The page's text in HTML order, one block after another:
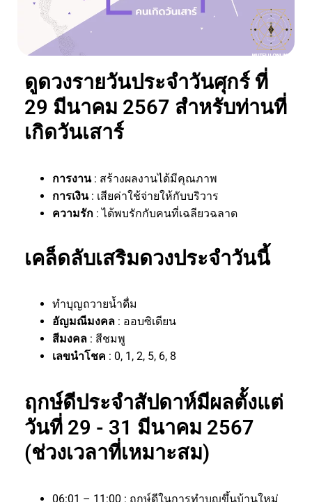
ดูดวงรายวันประจำวันศุกร์ ที่
29 มีนาคม 2567 สำหรับท่านที่
เกิดวันเสาร์
การงาน: สร้างผลงานได้มีคุณภาพ
การเงิน: เสียค่าใช้จ่ายให้กับบริวาร
ความรัก : ได้พบรักกับคนที่เฉลียวฉลาด
เคล็ดลับเสริมดวงประจำวันนี้
ทำบุญถวายน้ำดื่ม
อัญมณีมงคล : ออบซิเดียน
สีมงคล : สีชมพู
เลขนำโชค : 0, 1, 2, 5, 6, 8
ฤกษ์ดีประจำสัปดาห์มีผลตั้งแต่
วันที่ 29 - 31 มีนาคม 2567
(ช่วงเวลาที่เหมาะสม)
06:01 – 11:00 : ฤกษ์ดีในการทำบุญขึ้นบ้านใหม่